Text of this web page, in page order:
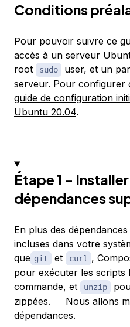
Conditions
Pour pouvoir suivre ce
accès à un serveur
root
sudo
user, et un
serveur. Pour configurer
guide de configuration
Ubuntu 20.04.
Étape 1 -
dépendances
En plus des
incluses dans votre
que git et curl ,
pour exécuter les scripts
commande, et
unzip
zippées. Nous allons
dépendances.